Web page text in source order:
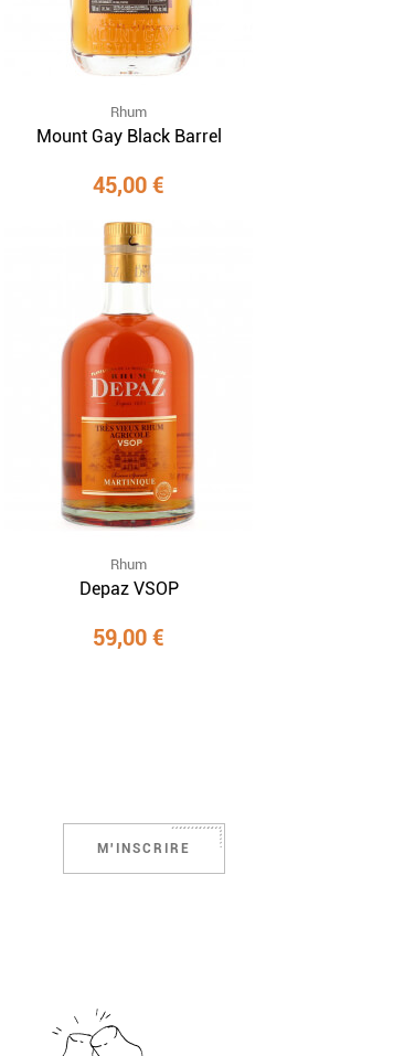
Rhum
Mount Gay Black Barrel
45,00 €
Rhum
Depaz VSOP
59,00 €
M'INSCRIRE